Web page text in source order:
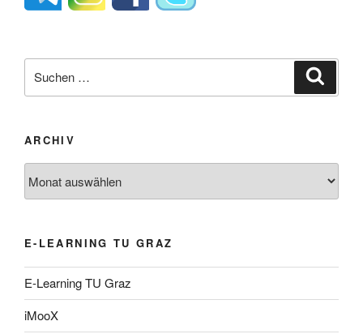
nach:
ARCHIV
E-LEARNING TU GRAZ
E-Learning TU Graz
iMooX